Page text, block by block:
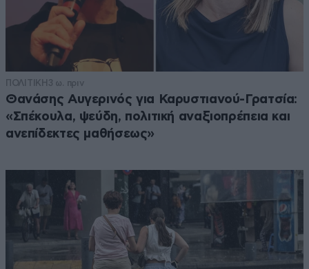
ΠΟΛΙΤΙΚΗ 3 ω. πριν
Θανάσης Αυγερινός για Καρυστιανού-Γρατσία:
«Σπέκουλα, ψεύδη, πολιτική αναξιοπρέπεια και
ανεπίδεκτες μαθήσεως»